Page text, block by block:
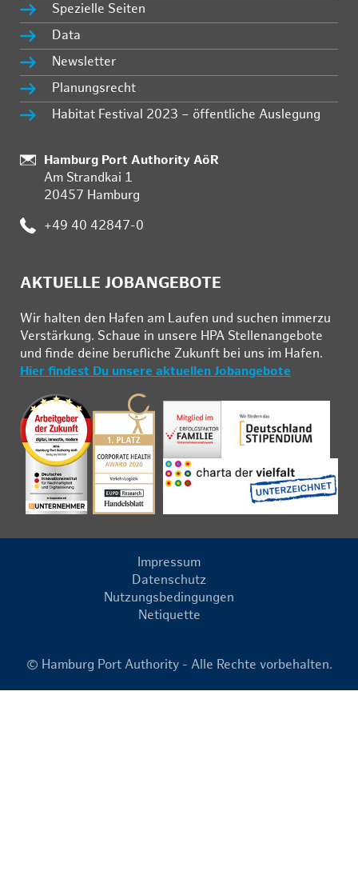
Spezielle Seiten
Data
Newsletter
Planungsrecht
Habitat Festival 2023 – öffentliche Auslegung
:
Hamburg Port Authority AöR
Am Strandkai 1
20457 Hamburg
: +49 40 42847-0
AKTUELLE JOBANGEBOTE
Wir hal­ten den Ha­fen am Lau­fen und su­chen im­mer­zu
Ver­stär­kung. Schau­e in un­se­re HPA Stel­len­an­ge­bo­te
und fin­de deine be­ruf­li­che Zu­kunft bei uns im Ha­fen.
Hier findest Du unsere aktuellen Jobangebote
Impressum
Datenschutz
Nutzungsbedingungen
Netiquette
© Hamburg Port Authority - Alle Rechte vorbehalten.